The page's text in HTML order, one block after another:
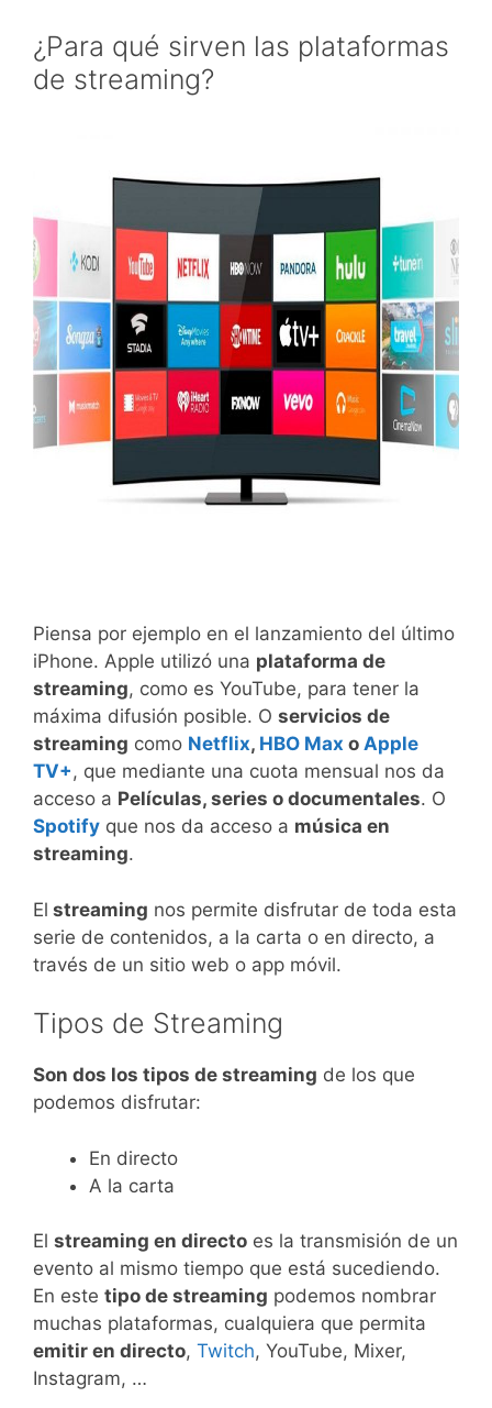
¿Para qué sirven las plataformas
de streaming?
Piensa por ejemplo en el lanzamiento del último
iPhone. Apple utilizó una plataforma de
streaming, como es YouTube, para tener la
máxima difusión posible. O servicios de
streaming como Netflix, HBO Max o Apple
TV+, que mediante una cuota mensual nos da
acceso a Películas, series o documentales. O
Spotify que nos da acceso a música en
streaming.
El streaming nos permite disfrutar de toda esta
serie de contenidos, a la carta o en directo, a
través de un sitio web o app móvil.
Tipos de Streaming
Son dos los tipos de streaming de los que
podemos disfrutar:
En directo
A la carta
El streaming en directo es la transmisión de un
evento al mismo tiempo que está sucediendo.
En este tipo de streaming podemos nombrar
muchas plataformas, cualquiera que permita
emitir en directo, Twitch, YouTube, Mixer,
Instagram, …